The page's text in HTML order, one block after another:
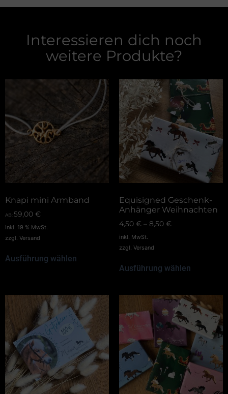
Interessieren dich noch
weitere Produkte?
Knapi mini Armband
AB: 59,00 €
inkl. 19 % MwSt.
zzgl. Versand
Ausführung wählen
Equisigned Geschenk-
Anhänger Weihnachten
4,50 € – 8,50 €
inkl. MwSt.
zzgl. Versand
Ausführung wählen